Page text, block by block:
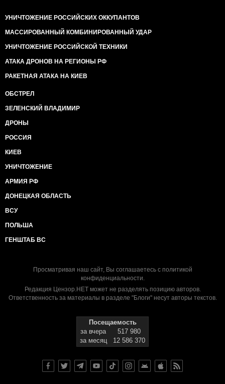
УНИЧТОЖЕНИЕ РОССИЙСКИХ ОККУПАНТОВ
МАССИРОВАННЫЙ КОМБИНИРОВАННЫЙ УДАР
УНИЧТОЖЕНИЕ РОССИЙСКОЙ ТЕХНИКИ
АТАКА ДРОНОВ НА РЕГИОНЫ РФ
РАКЕТНАЯ АТАКА НА КИЕВ
ОБСТРЕЛ
ЗЕЛЕНСКИЙ ВЛАДИМИР
ДРОНЫ
РОССИЯ
КИЕВ
УНИЧТОЖЕНИЕ
АРМИЯ РФ
ДОНЕЦКАЯ ОБЛАСТЬ
ВСУ
ПОЛЬША
ГЕНШТАБ ВС
Просматривая наш сайт, Вы соглашаетесь с политикой
конфиденциальности.
Редакция Цензор.НЕТ может не разделять позицию авторов.
Ответственность за материалы в разделе "Блоги" несут авторы текстов.
Посещаемость
за вчера
517 980
за месяц
12 586 370